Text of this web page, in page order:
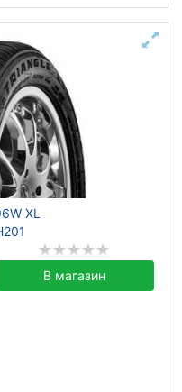
XL
В магазин